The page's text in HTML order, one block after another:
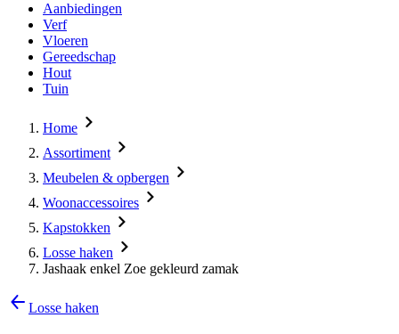
Aanbiedingen
Verf
Vloeren
Gereedschap
Hout
Tuin
Home
Assortiment
Meubelen & opbergen
Woonaccessoires
Kapstokken
Losse haken
Jashaak enkel Zoe gekleurd zamak
Losse haken